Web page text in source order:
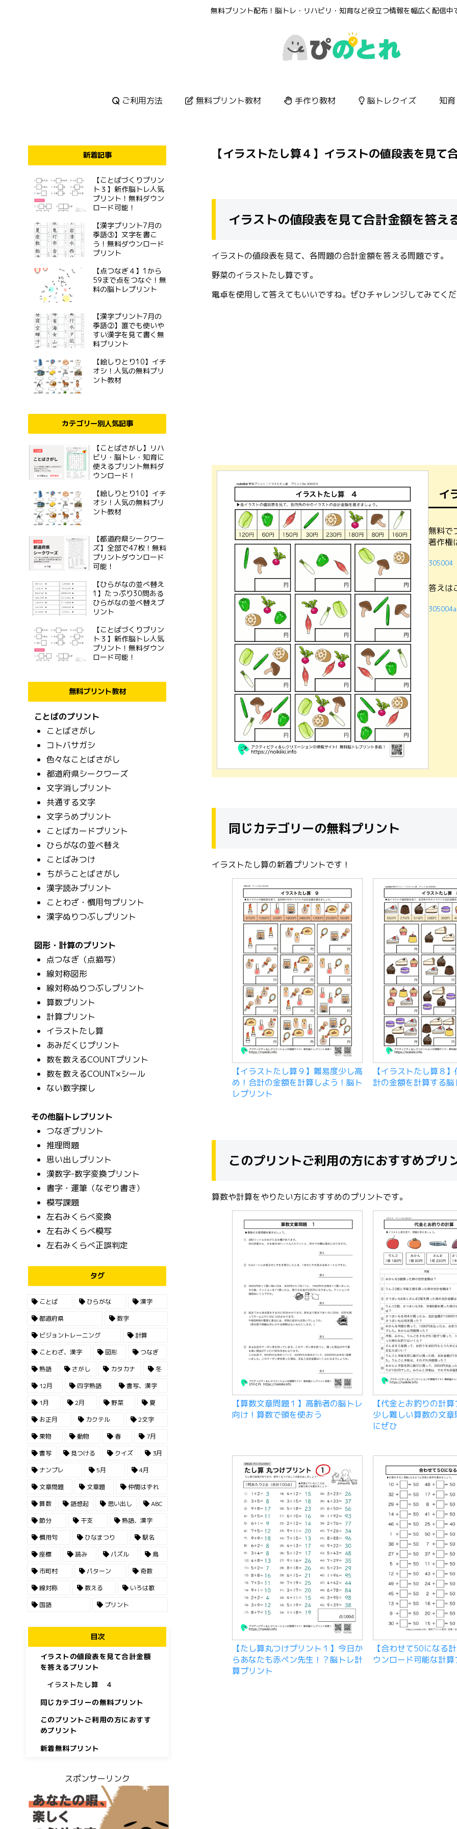
無料プリント配布！脳トレ・リハビリ・知育など役立つ情報を幅広く配信中
ご利用方法 無料プリント教材 手作り教材 脳トレクイズ 知育
【イラストたし算４】イラストの値段表を見て
イラストの値段表を見て合計金額を答え
イラストの値段表を見て、各問題の合計金額を答える問題です。
野菜のイラストたし算です。
電卓を使用して答えてもいいですね。ぜひチャレンジしてみてく
イ
無料で
著作権
305004
答えは
305004a
同じカテゴリーの無料プリント
イラストたし算の新着プリントです！
【イラストたし算９】難易度少し高
め！合計の金額を計算しよう！脳ト
レプリント
【イラストたし算８
計の金額を計算する
このプリントご利用の方におすすめプリ
算数や計算をやりたい方におすすめのプリントです。
【算数文章問題１】高齢者の脳トレ
向け！算数で頭を使おう
【代金とお釣りの計
少し難しい算数の文
にぜひ
【たし算丸つけプリント１】今日か
らあなたも赤ペン先生！？脳トレ計
算プリント
【合わせて50になる
ウンロード可能な計
新着記事
【ことばづくりプリン
ト３】新作脳トレ人気
プリント！無料ダウン
ロード可能！
【漢字プリント7月の
季語③】文字を書こ
う！無料ダウンロード
プリント
【点つなぎ４】1から
59まで点をつなぐ！無
料の脳トレプリント
【漢字プリント7月の
季語②】誰でも使いや
すい漢字を見て書く無
料プリント
【絵しりとり10】イチ
オシ！人気の無料プリ
ント教材
カテゴリー別人気記事
【ことばさがし】リハ
ビリ・脳トレ・知育に
使えるプリント無料ダ
ウンロード！
【絵しりとり10】イチ
オシ！人気の無料プリ
ント教材
【都道府県シークワー
ズ】全部で47枚！無料
プリントダウンロード
可能！
【ひらがなの並べ替え
1】たっぷり30問ある
ひらがなの並べ替えプ
リント
【ことばづくりプリン
ト３】新作脳トレ人気
プリント！無料ダウン
ロード可能！
無料プリント教材
ことばのプリント
ことばさがし
コトバサガシ
色々なことばさがし
都道府県シークワーズ
文字消しプリント
共通する文字
文字うめプリント
ことばカードプリント
ひらがなの並べ替え
ことばみつけ
ちがうことばさがし
漢字読みプリント
ことわざ・慣用句プリント
漢字ぬりつぶしプリント
図形・計算のプリント
点つなぎ（点描写）
線対称図形
線対称ぬりつぶしプリント
算数プリント
計算プリント
イラストたし算
あみだくじプリント
数を数えるCOUNTプリント
数を数えるCOUNT×シール
ない数字探し
その他脳トレプリント
つなぎプリント
推理問題
思い出しプリント
漢数字-数字変換プリント
書字・運筆（なぞり書き）
模写課題
左右みくらべ変換
左右みくらべ模写
左右みくらべ正誤判定
タグ
ことば ひらがな
漢字
都道府県
数字
ビジョントレーニング
計算
ことわざ、漢字
図形
つなぎ
熟語
さがし カタカナ
冬
12月
四字熟語
書写、漢字
1月
2月 野菜
夏
お正月
カクテル
2文字
果物
動物 春
7月
書写
見つける クイズ
3月
ナンプレ
5月
4月
文章問題
文章題
仲間はずれ
算数
語想起 思い出し
ABC
節分
干支
熟語、漢字
慣用句
ひなまつり
駅名
座標
読み パズル
鳥
市町村
パターン
奇数
線対称
数える
いろは歌
国語
プリント
目次
イラストの値段表を見て合計金額
を答えるプリント
イラストたし算 ４
同じカテゴリーの無料プリント
このプリントご利用の方におすす
めプリント
新着無料プリント
スポンサーリンク